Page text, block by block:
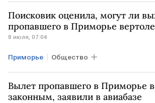
НОВОСИБИРСК РЖД
Поисковик оценила, могут ли
пропавшего в Приморье
8 июля, 07:04
Приморье Общество
ПРИМОРСКИЙ КРАЙ Происшествия
Вылет пропавшего в Приморье
законным, заявили в авиабазе